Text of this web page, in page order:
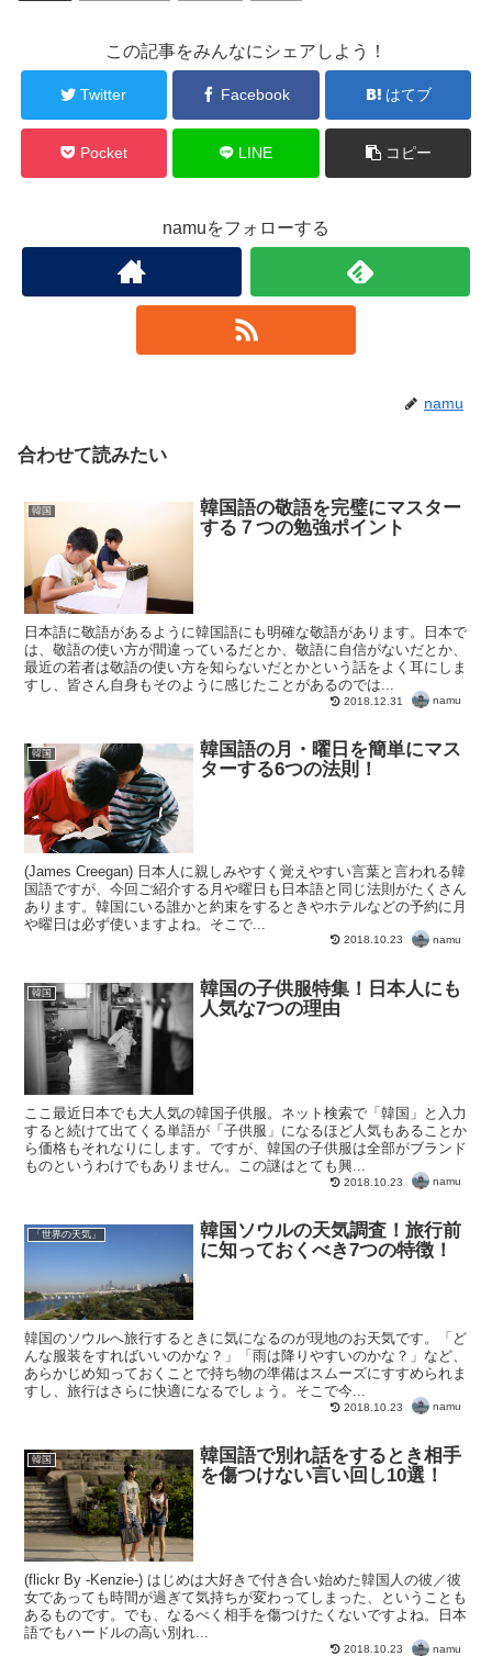
この記事をみんなにシェアしよう！
Twitter Facebook はてブ
Pocket LINE コピー
namuをフォローする
namu
合わせて読みたい
韓国
韓国語の敬語を完璧にマスター
する７つの勉強ポイント
日本語に敬語があるように韓国語にも明確な敬語があります。日本で
は、敬語の使い方が間違っているだとか、敬語に自信がないだとか、
最近の若者は敬語の使い方を知らないだとかという話をよく耳にしま
すし、皆さん自身もそのように感じたことがあるのでは...
2018.12.31 namu
韓国
韓国語の月・曜日を簡単にマス
ターする6つの法則！
(James Creegan) 日本人に親しみやすく覚えやすい言葉と言われる韓
国語ですが、今回ご紹介する月や曜日も日本語と同じ法則がたくさん
あります。韓国にいる誰かと約束をするときやホテルなどの予約に月
や曜日は必ず使いますよね。そこで...
2018.10.23 namu
韓国
韓国の子供服特集！日本人にも
人気な7つの理由
ここ最近日本でも大人気の韓国子供服。ネット検索で「韓国」と入力
すると続けて出てくる単語が「子供服」になるほど人気もあることか
ら価格もそれなりにします。ですが、韓国の子供服は全部がブランド
ものというわけでもありません。この謎はとても興...
2018.10.23 namu
「世界の天気」
韓国ソウルの天気調査！旅行前
に知っておくべき7つの特徴！
韓国のソウルへ旅行するときに気になるのが現地のお天気です。「ど
んな服装をすればいいのかな？」「雨は降りやすいのかな？」など、
あらかじめ知っておくことで持ち物の準備はスムーズにすすめられま
すし、旅行はさらに快適になるでしょう。そこで今...
2018.10.23 namu
韓国
韓国語で別れ話をするとき相手
を傷つけない言い回し10選！
(flickr By -Kenzie-) はじめは大好きで付き合い始めた韓国人の彼／彼
女であっても時間が過ぎて気持ちが変わってしまった、ということも
あるものです。でも、なるべく相手を傷つけたくないですよね。日本
語でもハードルの高い別れ...
2018.10.23 namu